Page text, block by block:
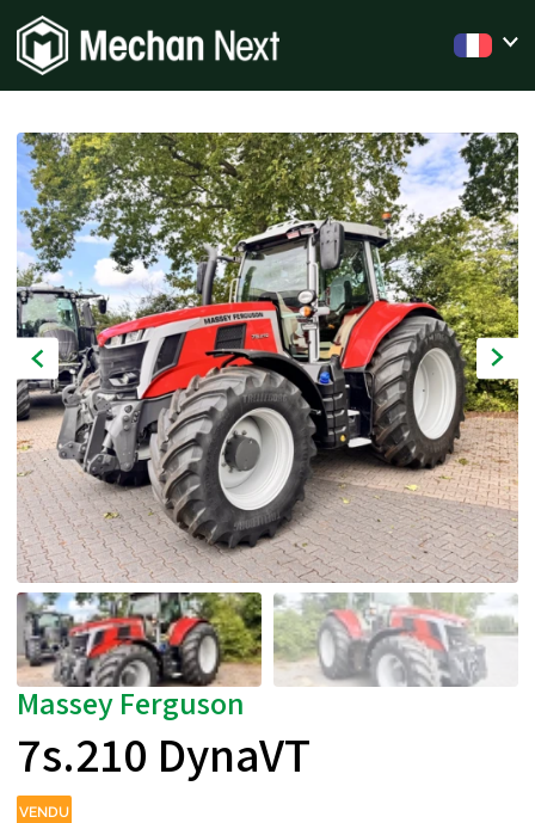
Massey Ferguson
7s.210 DynaVT
VENDU